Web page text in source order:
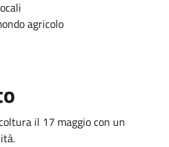
agricolo
il 17 maggio con un